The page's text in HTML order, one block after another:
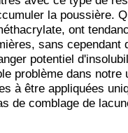
la poussière.
ont
sans cependant
potentiel
problème dans notre
à être appliquées
de comblage de